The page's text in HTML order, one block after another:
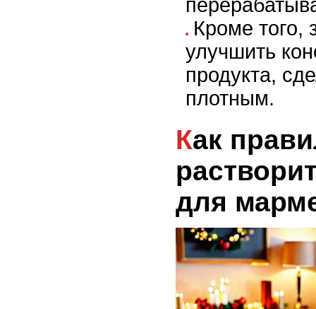
Кроме того,
улучшить
продукта,
плотным.
Как правильно
для